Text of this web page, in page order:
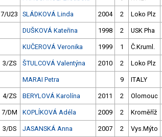
7/U23 SLÁDKOVÁ Linda 2004 2 Loko Plz
DUŠKOVÁ Kateřina 1998 2 USK Pha
KUČEROVÁ Veronika 1999 1 Č.Kruml.
3/ZS ŠTULCOVÁ Valentýna 2010 2 Loko Plz
MARAI Petra 9 ITALY
4/ZS BERYLOVÁ Karolína 2011 2 Olomouc
7/DM KOPLÍKOVÁ Adéla 2009 2 Kroměříž
3/DS JASANSKÁ Anna 2007 2 Vys.Mýto